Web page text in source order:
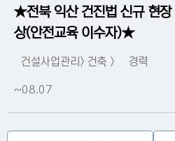
★전북 익산 건진법 신규 현장
상(안전교육 이수자)★
건설사업관리> 건축 > 경력
~08.07